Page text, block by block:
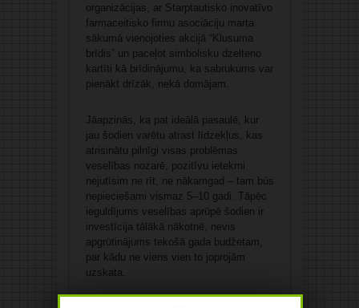
organizācijas, ar Starptautisko inovatīvo
farmaceitisko firmu asociāciju marta
sākumā vienojoties akcijā “Klusuma
brīdis” un paceļot simbolisku dzelteno
kartīti kā brīdinājumu, ka sabrukums var
pienākt drīzāk, nekā domājam.
Jāapzinās, ka pat ideālā pasaulē, kur
jau šodien varētu atrast līdzekļus, kas
atrisinātu pilnīgi visas problēmas
veselības nozarē, pozitīvu ietekmi
nejutīsim ne rīt, ne nākamgad – tam būs
nepieciešami vismaz 5–10 gadi. Tāpēc
ieguldījums veselības aprūpē šodien ir
investīcija tālākā nākotnē, nevis
apgrūtinājums tekošā gada budžetam,
par kādu ne viens vien to joprojām
uzskata.